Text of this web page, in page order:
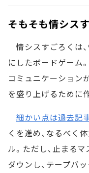
そもそも情シス
情シスすごろくは
にしたボードゲーム
コミュニケーション
を盛り上げるために
細かい点は過去記
くを進め、なるべく
ル。ただし、止まる
ダウンし、テープバ